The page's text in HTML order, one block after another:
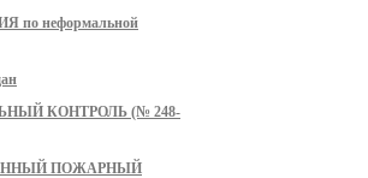
по неформальной
КОНТРОЛЬ (№ 248-
ПОЖАРНЫЙ